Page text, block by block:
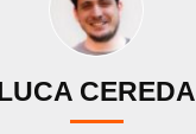
LUCA CEREDA